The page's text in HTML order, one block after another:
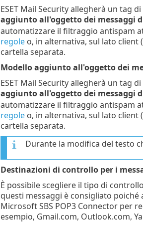
ESET Mail Security allegherà un tag
aggiunto all'oggetto dei messaggi
automatizzare il filtraggio antispam
regoleo, in alternativa, sul lato client
cartella separata.
Modello aggiunto all'oggetto dei
ESET Mail Security allegherà un tag
aggiunto all'oggetto dei messaggi
automatizzare il filtraggio antispam
regoleo, in alternativa, sul lato client
cartella separata.
Durante la modifica del testo
Destinazioni di controllo per i
È possibile scegliere il tipo di
questi messaggi è consigliato
Microsoft SBS POP3 Connector per
esempio, Gmail.com, Outlook.com,